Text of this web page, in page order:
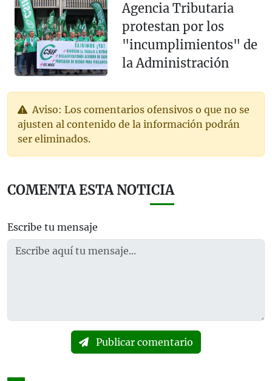
Agencia Tributaria
protestan por los
"incumplimientos" de
la Administración
Aviso: Los comentarios ofensivos o que no se
ajusten al contenido de la información podrán
ser eliminados.
COMENTA ESTA NOTICIA
Escribe tu mensaje
Publicar comentario